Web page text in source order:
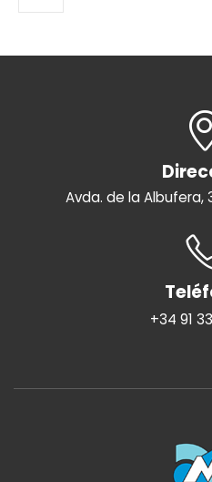
Avda. de la Albufera,
+34 91